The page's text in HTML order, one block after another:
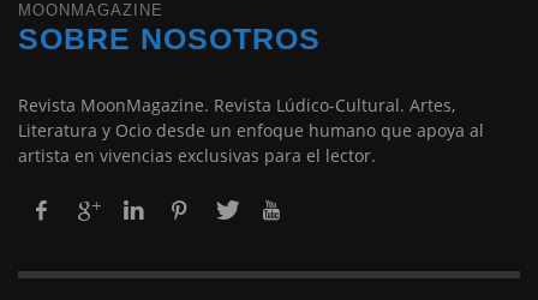
MOONMAGAZINE
SOBRE NOSOTROS
Revista MoonMagazine. Revista Lúdico-Cultural. Artes,
Literatura y Ocio desde un enfoque humano que apoya al
artista en vivencias exclusivas para el lector.